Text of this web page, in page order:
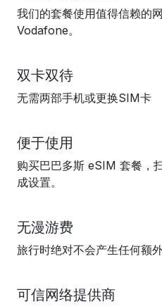
我们的套餐使用值得信赖的
Vodafone。
双卡双待
无需两部手机或更换SIM卡
便于使用
购买巴巴多斯 eSIM 套餐，
成设置。
无漫游费
旅行时绝对不会产生任何额
可信网络提供商